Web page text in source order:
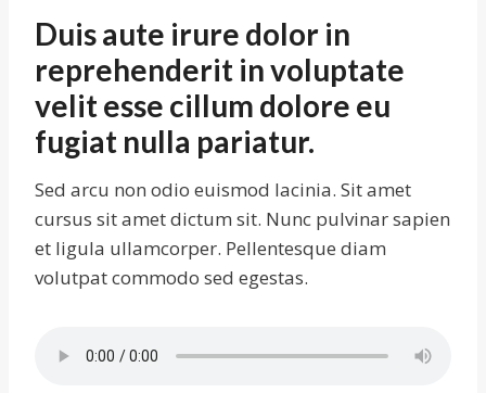
Duis aute irure dolor in
reprehenderit in voluptate
velit esse cillum dolore eu
fugiat nulla pariatur.
Sed arcu non odio euismod lacinia. Sit amet
cursus sit amet dictum sit. Nunc pulvinar sapien
et ligula ullamcorper. Pellentesque diam
volutpat commodo sed egestas.